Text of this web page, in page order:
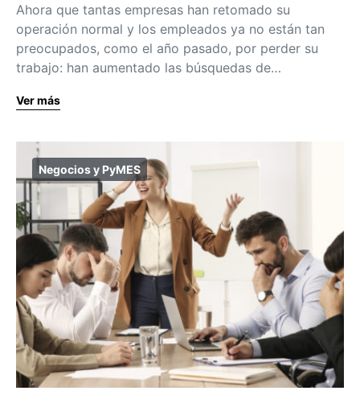
Ahora que tantas empresas han retomado su
operación normal y los empleados ya no están tan
preocupados, como el año pasado, por perder su
trabajo: han aumentado las búsquedas de…
Ver más
Negocios y PyMES